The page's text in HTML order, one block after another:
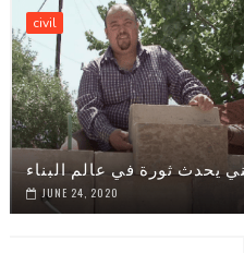
civil
يحدث ثورة في عالم البناء
JUNE 24, 2020